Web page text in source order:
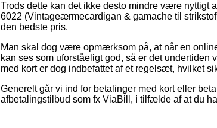
Trods dette kan det ikke desto mindre være nyttigt
6022 (Vintageærmecardigan & gamache til
den bedste pris.
Man skal dog være opmærksom på, at når en
kan ses som uforståeligt god, så er det
med kort er dog indbefattet af et regelsæt, hvilket
Generelt går vi ind for betalinger med kort eller
afbetalingstilbud som fx ViaBill, i tilfælde af at du